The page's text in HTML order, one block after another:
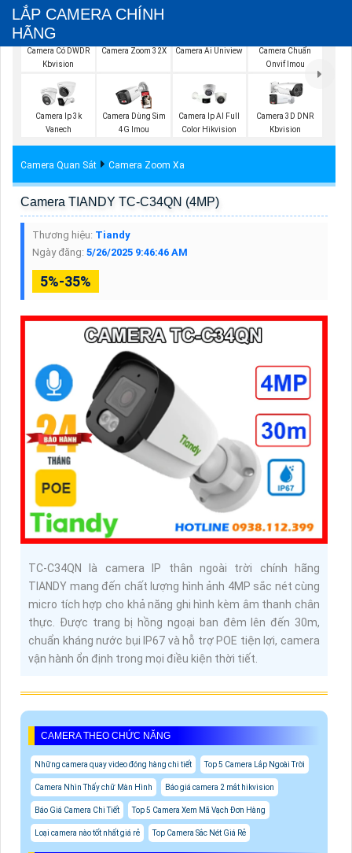
LẮP CAMERA CHÍNH
HÃNG
Camera Có DWDR
Kbvision
Camera Zoom 32X Camera Ai Uniview
Camera Chuẩn
Onvif Imou
Camera Ip 3k
Vanech
Camera Dùng Sim
4G Imou
Camera Ip AI Full
Color Hikvision
Camera 3D DNR
Kbvision
Camera Quan Sát Camera Zoom Xa
Camera TIANDY TC-C34QN (4MP)
Thương hiệu: Tiandy
Ngày đăng: 5/26/2025 9:46:46 AM
5%-35%
TC-C34QN là camera IP thân ngoài trời chính hãng
TIANDY mang đến chất lượng hình ảnh 4MP sắc nét cùng
micro tích hợp cho khả năng ghi hình kèm âm thanh chân
thực. Được trang bị hồng ngoại ban đêm lên đến 30m,
chuẩn kháng nước bụi IP67 và hỗ trợ POE tiện lợi, camera
vận hành ổn định trong mọi điều kiện thời tiết.
CAMERA THEO CHỨC NĂNG
Những camera quay video đóng hàng chi tiết Top 5 Camera Lắp Ngoài Trời
Camera Nhìn Thấy chữ Màn Hình Báo giá camera 2 mắt hikvision
Báo Giá Camera Chi Tiết Top 5 Camera Xem Mã Vạch Đơn Hàng
Loại camera nào tốt nhất giá rẻ Top Camera Sắc Nét Giá Rẻ